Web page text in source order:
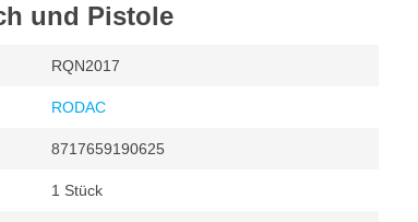
und Pistole
RQN2017
RODAC
8717659190625
1 Stück